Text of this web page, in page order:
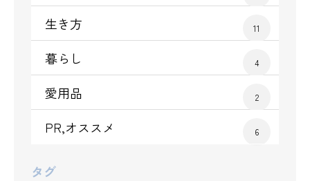
生き方 11
暮らし 4
愛用品 2
PR,オススメ 6
タグ